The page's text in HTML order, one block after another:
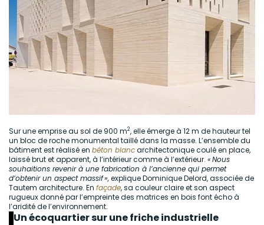
Sur une emprise au sol de 900 m2, elle émerge à 12 m de hauteur tel
un bloc de roche monumental taillé dans la masse. L’ensemble du
bâtiment est réalisé en béton blancarchitectonique coulé en place,
laissé brut et apparent, à l’intérieur comme à l’extérieur. « Nous
souhaitions revenir à une fabrication à l’ancienne qui permet
d’obtenir un aspect massif »,explique Dominique Delord, associée de
Tautem architecture. En façade, sa couleur claire et son aspect
rugueux donné par l’empreinte des matrices en bois font écho à
l’aridité de l’environnement.
Un écoquartier sur une friche industrielle